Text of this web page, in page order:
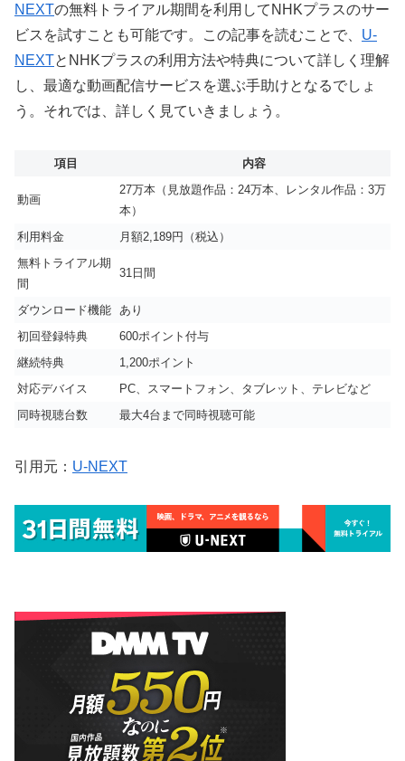
NEXTの無料トライアル期間を利用してNHKプラスのサー
ビスを試すことも可能です。この記事を読むことで、 U-
NEXTとNHKプラスの利用方法や特典について詳しく理解
し、最適な動画配信サービスを選ぶ手助けとなるでしょ
う。それでは、詳しく見ていきましょう。
項目 内容
動画
27万本（見放題作品：24万本、レンタル作品：3万
本）
利用料金
月額2,189円（税込）
無料トライアル期
間
31日間
ダウンロード機能
あり
初回登録特典
600ポイント付与
継続特典
1,200ポイント
対応デバイス
PC、スマートフォン、タブレット、テレビなど
同時視聴台数
最大4台まで同時視聴可能
引用元： U-NEXT